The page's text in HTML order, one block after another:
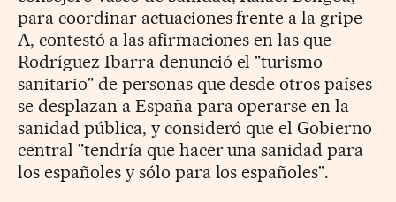
para coordinar actuaciones frente a la gripe
A, contestó a las afirmaciones en las que
Rodríguez Ibarra denunció el "turismo
sanitario" de personas que desde otros países
se desplazan a España para operarse en la
sanidad pública, y consideró que el Gobierno
central "tendría que hacer una sanidad para
los españoles y sólo para los españoles".